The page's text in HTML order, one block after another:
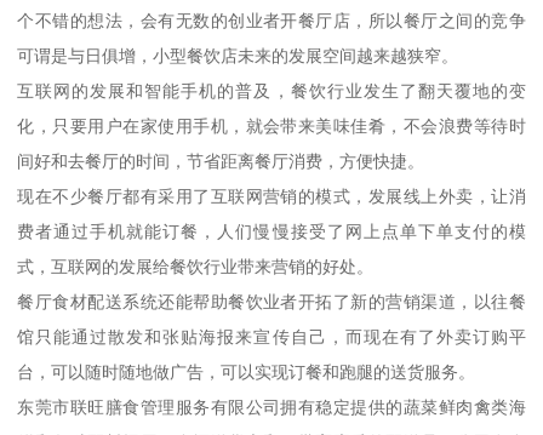
个不错的想法，会有无数的创业者开餐厅店，所以餐厅之间的竞争
可谓是与日俱增，小型餐饮店未来的发展空间越来越狭窄。
互联网的发展和智能手机的普及，餐饮行业发生了翻天覆地的变
化，只要用户在家使用手机，就会带来美味佳肴，不会浪费等待时
间好和去餐厅的时间，节省距离餐厅消费，方便快捷。
现在不少餐厅都有采用了互联网营销的模式，发展线上外卖，让消
费者通过手机就能订餐，人们慢慢接受了网上点单下单支付的模
式，互联网的发展给餐饮行业带来营销的好处。
餐厅食材配送系统还能帮助餐饮业者开拓了新的营销渠道，以往餐
馆只能通过散发和张贴海报来宣传自己，而现在有了外卖订购平
台，可以随时随地做广告，可以实现订餐和跑腿的送货服务。
东莞市联旺膳食管理服务有限公司拥有稳定提供的蔬菜鲜肉禽类海